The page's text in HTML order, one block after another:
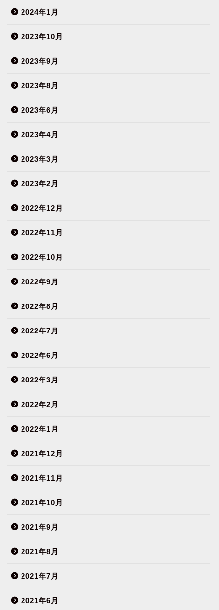
2024年1月
2023年10月
2023年9月
2023年8月
2023年6月
2023年4月
2023年3月
2023年2月
2022年12月
2022年11月
2022年10月
2022年9月
2022年8月
2022年7月
2022年6月
2022年3月
2022年2月
2022年1月
2021年12月
2021年11月
2021年10月
2021年9月
2021年8月
2021年7月
2021年6月